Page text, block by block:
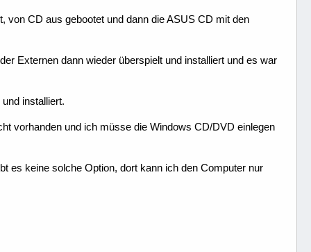
von CD aus gebootet und dann die ASUS CD mit den
Externen dann wieder überspielt und installiert und es war
installiert.
vorhanden und ich müsse die Windows CD/DVD einlegen
es keine solche Option, dort kann ich den Computer nur